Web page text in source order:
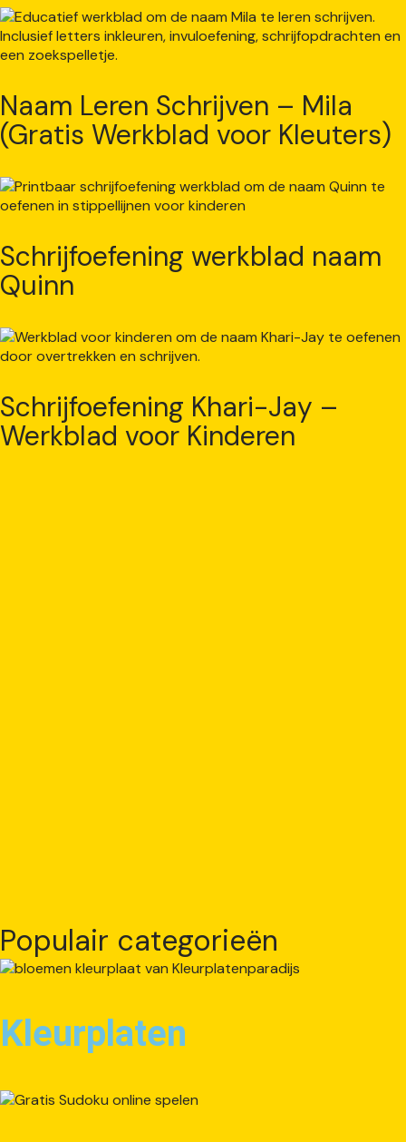
Naam Leren Schrijven – Mila
(Gratis Werkblad voor Kleuters)
Schrijfoefening werkblad naam
Quinn
Schrijfoefening Khari-Jay –
Werkblad voor Kinderen
Populair categorieën
Kleurplaten